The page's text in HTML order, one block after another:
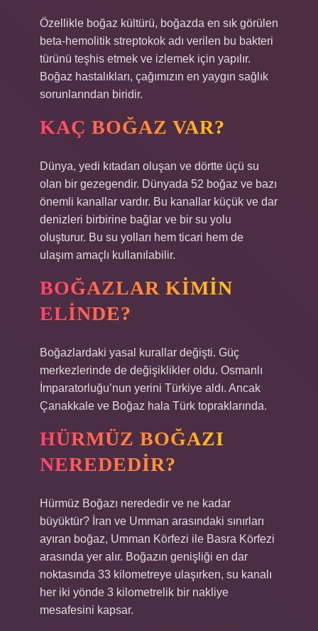
Özellikle boğaz kültürü, boğazda en sık görülen
beta-hemolitik streptokok adı verilen bu bakteri
türünü teşhis etmek ve izlemek için yapılır.
Boğaz hastalıkları, çağımızın en yaygın sağlık
sorunlarından biridir.
KAÇ BOĞAZ VAR?
Dünya, yedi kıtadan oluşan ve dörtte üçü su
olan bir gezegendir. Dünyada 52 boğaz ve bazı
önemli kanallar vardır. Bu kanallar küçük ve dar
denizleri birbirine bağlar ve bir su yolu
oluşturur. Bu su yolları hem ticari hem de
ulaşım amaçlı kullanılabilir.
BOĞAZLAR KIMIN
ELINDE?
Boğazlardaki yasal kurallar değişti. Güç
merkezlerinde de değişiklikler oldu. Osmanlı
İmparatorluğu’nun yerini Türkiye aldı. Ancak
Çanakkale ve Boğaz hala Türk topraklarında.
HÜRMÜZ BOĞAZI
NEREDEDIR?
Hürmüz Boğazı nerededir ve ne kadar
büyüktür? İran ve Umman arasındaki sınırları
ayıran boğaz, Umman Körfezi ile Basra Körfezi
arasında yer alır. Boğazın genişliği en dar
noktasında 33 kilometreye ulaşırken, su kanalı
her iki yönde 3 kilometrelik bir nakliye
mesafesini kapsar.